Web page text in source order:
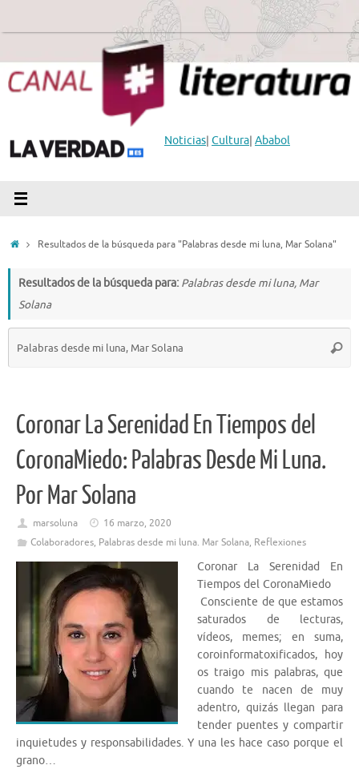
Noticias| Cultura| Ababol
InicioResultados de la búsqueda para "Palabras desde mi luna, Mar Solana"
Resultados de la búsqueda para: Palabras desde mi luna, Mar
Solana
Coronar La Serenidad En Tiempos del
CoronaMiedo: Palabras Desde Mi Luna.
Por Mar Solana
marsoluna
16 marzo, 2020
Colaboradores, Palabras desde mi luna. Mar Solana, Reflexiones
Coronar La Serenidad En
Tiempos del CoronaMiedo
Consciente de que estamos
saturados de lecturas,
vídeos, memes; en suma,
coroinformatoxificados, hoy
os traigo mis palabras, que
cuando te nacen de muy
adentro, quizás llegan para
tender puentes y compartir
inquietudes y responsabilidades. Y una les hace caso porque el
grano…